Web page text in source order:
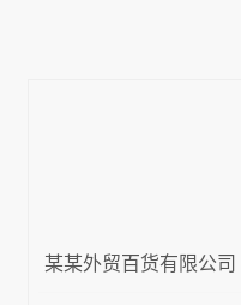
某某外贸百货有限公司